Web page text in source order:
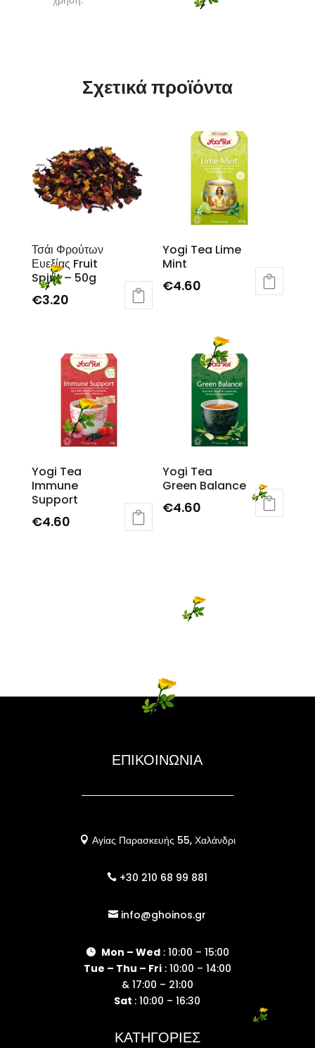
Σχετικά προϊόντα
Τσάι Φρούτων
Ευεξίας Fruit
Spirit – 50g
€3.20
Yogi Tea Lime
Mint
€4.60
Yogi Tea
Immune
Support
€4.60
Yogi Tea
Green Balance
€4.60
ΕΠΙΚΟΙΝΩΝΙΑ
 Αγίας Παρασκευής 55, Χαλάνδρι
 +30 210 68 99 881
 info@ghoinos.gr
 Mon – Wed: 10:00 – 15:00
Tue – Thu – Fri: 10:00 – 14:00
& 17:00 – 21:00
Sat : 10:00 – 16:30
ΚΑΤΗΓΟΡΙΕΣ